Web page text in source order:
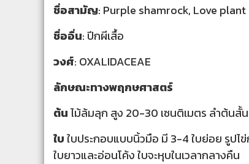
ชื่อสามัญ: Purple shamrock, Love plant
ชื่ออื่น: ปีกผีเสื้อ
วงศ์: OXALIDACEAE
ลักษณะทางพฤกษศาสตร์
ต้นไม้ล้มลุก สูง 20-30 เซนติเมตร ลำต้นสั้
ใบใบประกอบแบบนิ้วมือ มี 3-4 ใบย่อย รูป
ใบยาวและอ่อนโค้ง ใบจะหุบในเวลากลางคืน